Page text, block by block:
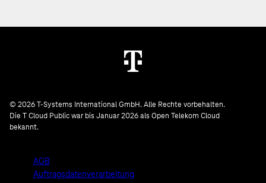
© 2026 T-Systems International GmbH. Alle Rechte vorbehalten.
Die T Cloud Public war bis Januar 2026 als Open Telekom Cloud
bekannt.
AGB
Auftragsdatenverarbeitung